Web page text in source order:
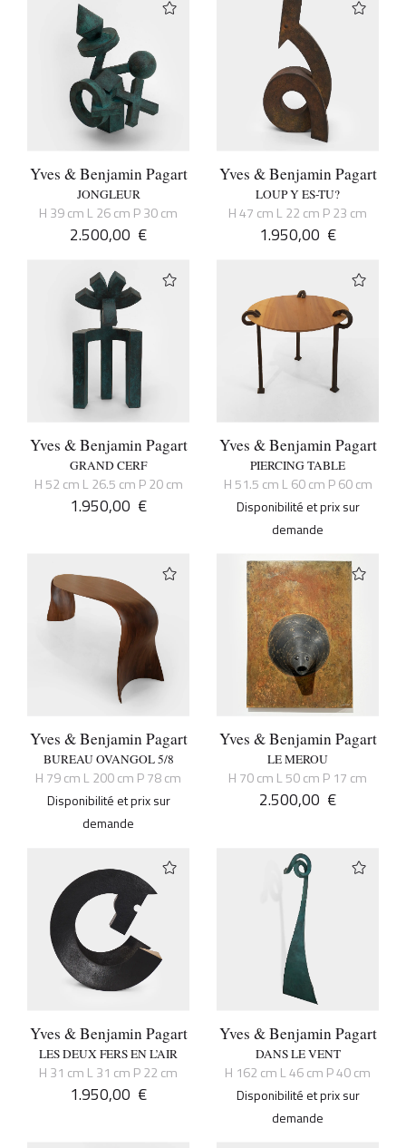
Yves & Benjamin Pagart
JONGLEUR
H 39 cm L 26 cm P 30 cm
2.500,00 €
Yves & Benjamin Pagart
LOUP Y ES-TU?
H 47 cm L 22 cm P 23 cm
1.950,00 €
Yves & Benjamin Pagart
GRAND CERF
H 52 cm L 26.5 cm P 20 cm
1.950,00 €
Yves & Benjamin Pagart
PIERCING TABLE
H 51.5 cm L 60 cm P 60 cm
Disponibilité et prix sur
demande
Yves & Benjamin Pagart
BUREAU OVANGOL 5/8
H 79 cm L 200 cm P 78 cm
Disponibilité et prix sur
demande
Yves & Benjamin Pagart
LE MEROU
H 70 cm L 50 cm P 17 cm
2.500,00 €
Yves & Benjamin Pagart
LES DEUX FERS EN L’AIR
H 31 cm L 31 cm P 22 cm
1.950,00 €
Yves & Benjamin Pagart
DANS LE VENT
H 162 cm L 46 cm P 40 cm
Disponibilité et prix sur
demande